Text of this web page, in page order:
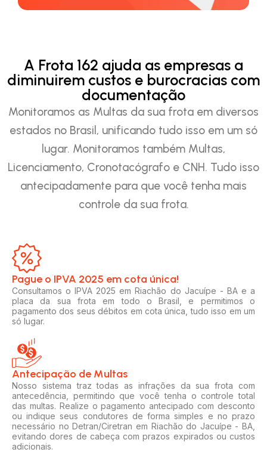
A Frota 162 ajuda as empresas a
diminuirem custos e burocracias com
documentação
Monitoramos as Multas da sua frota em diversos
estados no Brasil, unificando tudo isso em um só
lugar. Monitoramos também Multas,
Licenciamento, Cronotacógrafo e CNH. Tudo isso
antecipadamente para que você tenha mais
controle da sua frota.
Pague o IPVA 2025 em cota única!​
Consultamos o IPVA 2025 em Riachão do Jacuípe - BA e a
placa da sua frota em todo o Brasil, e permitimos o
pagamento dos seus débitos em cota única, tudo isso em um
só lugar.
Antecipação de Multas
Nosso sistema traz todas as infrações da sua frota com
antecedência, permitindo que você tenha o controle total
das multas. Realize o pagamento antecipado com desconto
ou indique seus condutores de forma simples e no prazo
necessário no Detran/Ciretran em Riachão do Jacuípe - BA,
evitando dores de cabeça com prazos expirados ou custos
adicionais.